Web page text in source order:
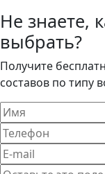
Не знаете,
выбрать?
Получите
составов по типу